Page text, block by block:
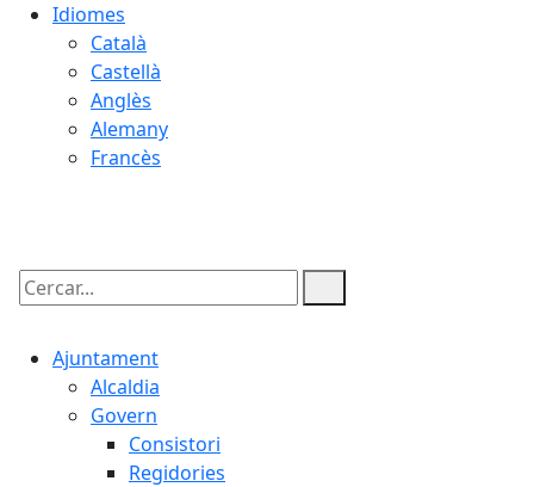
Idiomes
Català
Castellà
Anglès
Alemany
Francès
Cercar:
Ajuntament
Alcaldia
Govern
Consistori
Regidories